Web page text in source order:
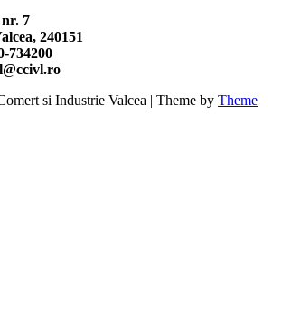
7
240151
734200
si Industrie Valcea | Theme by Theme